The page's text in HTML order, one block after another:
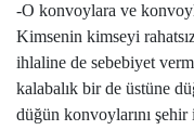
-O konvoylara ve
Kimsenin kimseyi
ihlaline de sebebiyet
kalabalık bir de üstüne
düğün konvoylarını